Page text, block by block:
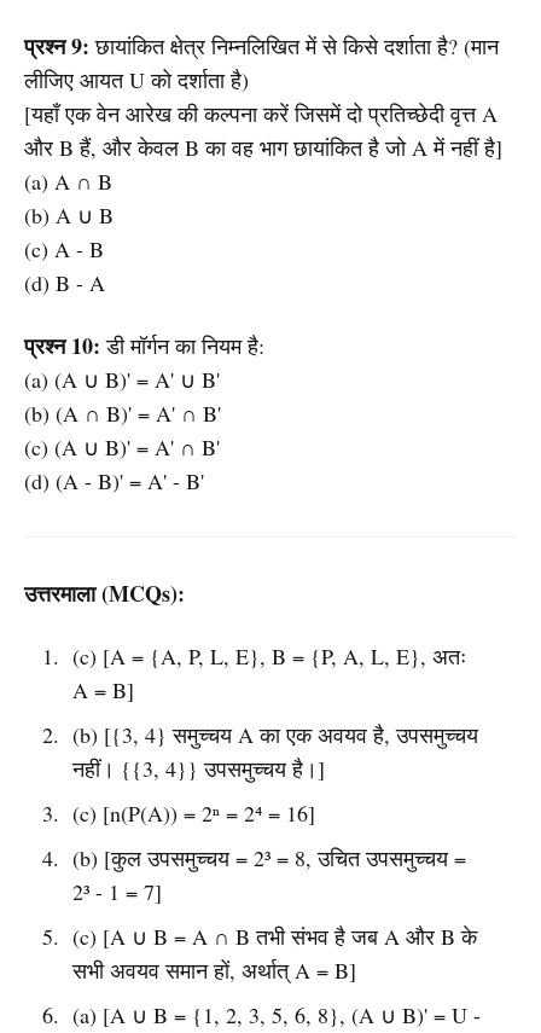
प्रश्न 9: छायांकित क्षेत्र निम्नलिखित में से किसे दर्शाता है? (मान
लीजिए आयत U को दर्शाता है)
[यहाँ एक वेन आरेख की कल्पना करें जिसमें दो प्रतिच्छेदी वृत्त A
और B हैं, और केवल B का वह भाग छायांकित है जो A में नहीं है]
(a) A ∩ B
(b) A ∪ B
(c) A - B
(d) B - A
प्रश्न 10: डी मॉर्गन का नियम है:
(a) (A ∪ B)' = A' ∪ B'
(b) (A ∩ B)' = A' ∩ B'
(c) (A ∪ B)' = A' ∩ B'
(d) (A - B)' = A' - B'
उत्तरमाला (MCQs):
(c) [A = {A, P, L, E}, B = {P, A, L, E}, अतः
A = B]
(b) [{3, 4} समुच्चय A का एक अवयव है, उपसमुच्चय
नहीं। {{3, 4}} उपसमुच्चय है।]
(c) [n(P(A)) = 2ⁿ = 2⁴ = 16]
(b) [कुल उपसमुच्चय = 2³ = 8, उचित उपसमुच्चय =
2³ - 1 = 7]
(c) [A ∪ B = A ∩ B तभी संभव है जब A और B के
सभी अवयव समान हों, अर्थात् A = B]
(a) [A ∪ B = {1, 2, 3, 5, 6, 8}, (A ∪ B)' = U -